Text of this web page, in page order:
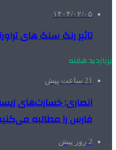
۱۴۰۴/۰۲/۰۵
تاثیر رنگ سنگ های
پربازدید هفته
21 ساعت پیش
انصاری: خسارت‌های
فارس را مطالبه‌
2 روز پیش